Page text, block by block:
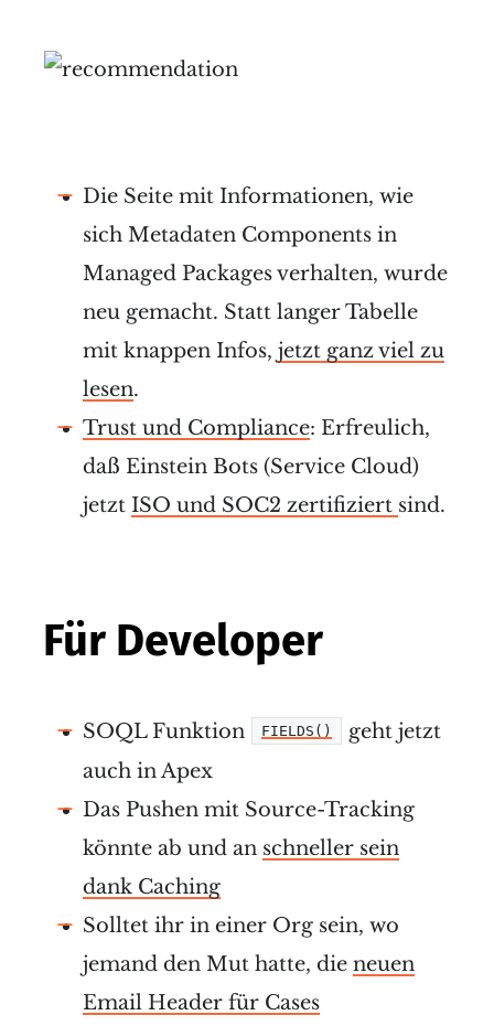
Die Seite mit Informationen, wie
sich Metadaten Components in
Managed Packages verhalten, wurde
neu gemacht. Statt langer Tabelle
mit knappen Infos, jetzt ganz viel zu
lesen.
Trust und Compliance: Erfreulich,
daß Einstein Bots (Service Cloud)
jetzt ISO und SOC2 zertifiziert sind.
Für Developer
SOQL Funktion FIELDS()
geht jetzt
auch in Apex
Das Pushen mit Source-Tracking
könnte ab und an schneller sein
dank Caching
Solltet ihr in einer Org sein, wo
jemand den Mut hatte, die neuen
Email Header für Cases